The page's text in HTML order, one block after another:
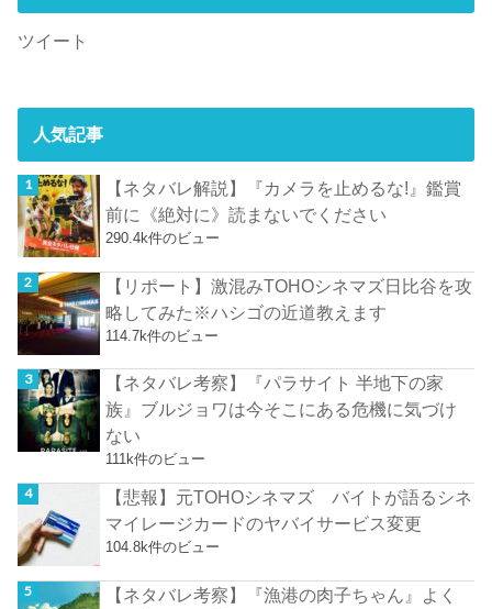
ツイート
人気記事
【ネタバレ解説】『カメラを止めるな!』鑑賞
前に《絶対に》読まないでください
290.4k件のビュー
【リポート】激混みTOHOシネマズ日比谷を攻
略してみた※ハシゴの近道教えます
114.7k件のビュー
【ネタバレ考察】『パラサイト 半地下の家
族』ブルジョワは今そこにある危機に気づけ
ない
111k件のビュー
【悲報】元TOHOシネマズ バイトが語るシネ
マイレージカードのヤバイサービス変更
104.8k件のビュー
【ネタバレ考察】『漁港の肉子ちゃん』よく